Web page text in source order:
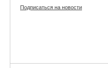
Подписаться на новости